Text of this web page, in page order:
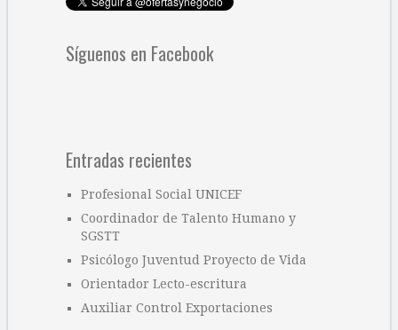
Síguenos en Facebook
Entradas recientes
Profesional Social UNICEF
Coordinador de Talento Humano y
SGSTT
Psicólogo Juventud Proyecto de Vida
Orientador Lecto-escritura
Auxiliar Control Exportaciones